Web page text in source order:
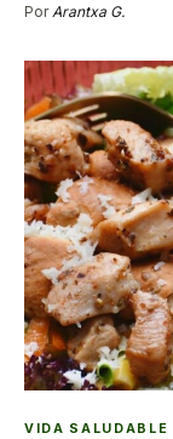
PorArantxa G.
VIDA SALUDABLE